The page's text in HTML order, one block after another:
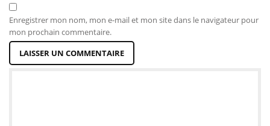
Enregistrer mon nom, mon e-mail et mon site dans le navigateur pour
mon prochain commentaire.